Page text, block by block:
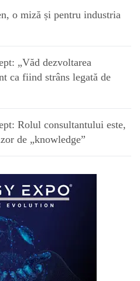
o miză și pentru industria
„Văd dezvoltarea
ca fiind strâns legată de
Rolul consultantului este,
de „knowledge”